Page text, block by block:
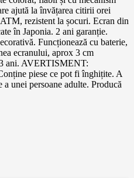
ajută la învățarea citirii orei
rezistent la șocuri. Ecran din
în Japonia. 2 ani garanție.
Funcționează cu baterie,
ecranului, aprox 3 cm
ani. AVERTISMENT:
piese ce pot fi înghițite. A
unei persoane adulte. Producă